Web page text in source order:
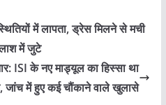
में लापता, ड्रेस मिलने से मची
में जुटे
ISI के नए माड्यूल का हिस्सा था
जांच में हुए कई चौंकाने वाले खुलासे